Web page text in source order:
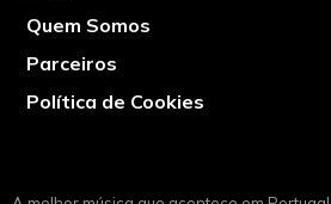
Quem Somos
Parceiros
Política de Cookies